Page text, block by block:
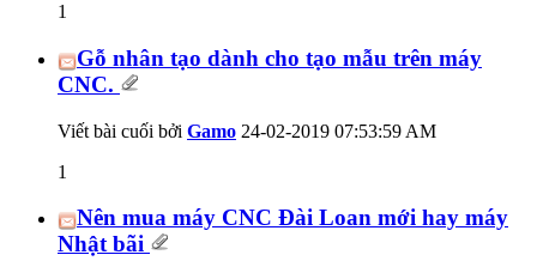
1
Gỗ nhân tạo dành cho tạo mẫu trên máy
CNC.
Viết bài cuối bởi Gamo 24-02-2019 07:53:59 AM
1
Nên mua máy CNC Đài Loan mới hay máy
Nhật bãi